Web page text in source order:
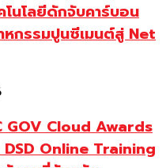
นโลยีดักจับคาร์บอน
หกรรมปูนซีเมนต์สู่ Net
GOV Cloud Awards
DSD Online Training